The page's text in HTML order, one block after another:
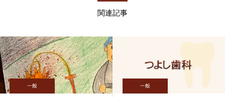
関連記事
一般 一般